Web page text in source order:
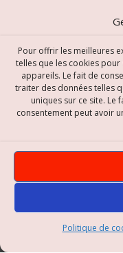
Pour offrir les meilleures
telles que les cookies
appareils. Le fait de
traiter des données telles
uniques sur ce site. Le
consentement peut avoir
Politique de
de
l’article